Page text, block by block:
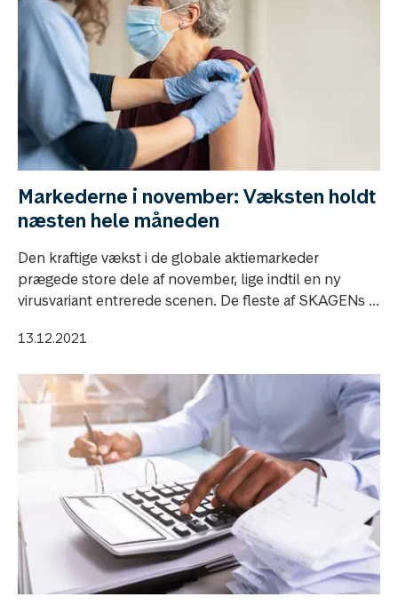
Markederne i november: Væksten holdt
næsten hele måneden
Den kraftige vækst i de globale aktiemarkeder
prægede store dele af november, lige indtil en ny
virusvariant entrerede scenen. De fleste af SKAGENs ...
13.12.2021